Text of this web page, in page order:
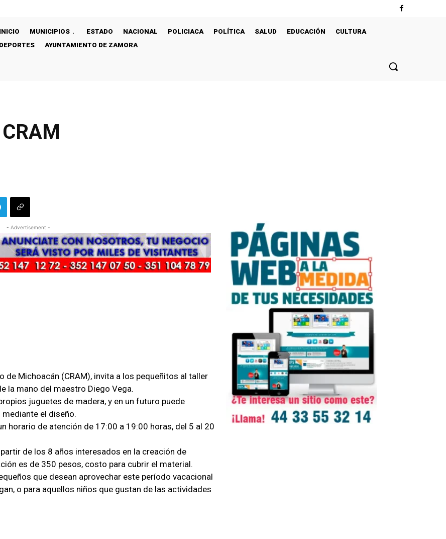
INICIO MUNICIPIOS ESTADO NACIONAL POLICIACA POLÍTICA SALUD EDUCACIÓN
CULTURA
DEPORTES
AYUNTAMIENTO DE ZAMORA
- Advertisement -
de Michoacán (CRAM), invita a los pequeñitos al taller
la mano del maestro Diego Vega.
juguetes de madera, y en un futuro puede
el diseño.
horario de atención de 17:00 a 19:00 horas, del 5 al 20
de los 8 años interesados en la creación de
es de 350 pesos, costo para cubrir el material.
que desean aprovechar este período vacacional
o para aquellos niños que gustan de las actividades